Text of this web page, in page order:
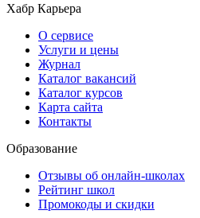
Хабр Карьера
О сервисе
Услуги и цены
Журнал
Каталог вакансий
Каталог курсов
Карта сайта
Контакты
Образование
Отзывы об онлайн-школах
Рейтинг школ
Промокоды и скидки